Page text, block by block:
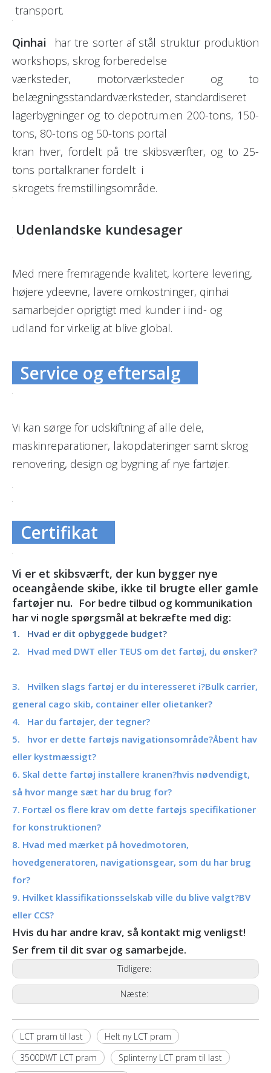
transport.
Qinhai har tre sorter af stål struktur produktion
workshops, skrog forberedelse
værksteder, motorværksteder og to
belægningsstandardværksteder, standardiseret
lagerbygninger og to depotrum.en 200-tons, 150-
tons, 80-tons og 50-tons portal
kran hver, fordelt på tre skibsværfter, og to 25-
tons portalkraner fordelt i
skrogets fremstillingsområde.
Udenlandske kundesager
Med mere fremragende kvalitet, kortere levering,
højere ydeevne, lavere omkostninger, qinhai
samarbejder oprigtigt med kunder i ind- og
udland for virkelig at blive global.
Service og eftersalg
Vi kan sørge for udskiftning af alle dele,
maskinreparationer, lakopdateringer samt skrog
renovering, design og bygning af nye fartøjer.
Certifikat
Vi er et skibsværft, der kun bygger nye
oceangående skibe, ikke til brugte eller gamle
fartøjer nu. For bedre tilbud og kommunikation
har vi nogle spørgsmål at bekræfte med dig:
1. Hvad er dit opbyggede budget?
2. Hvad med DWT eller TEUS om det fartøj, du ønsker?
3. Hvilken slags fartøj er du interesseret i?Bulk carrier,
general cago skib, container eller olietanker?
4. Har du fartøjer, der tegner?
5. hvor er dette fartøjs navigationsområde?Åbent hav
eller kystmæssigt?
6. Skal dette fartøj installere kranen?hvis nødvendigt,
så hvor mange sæt har du brug for?
7. Fortæl os flere krav om dette fartøjs specifikationer
for konstruktionen?
8. Hvad med mærket på hovedmotoren,
hovedgeneratoren, navigationsgear, som du har brug
for?
9. Hvilket klassifikationsselskab ville du blive valgt?BV
eller CCS?
Hvis du har andre krav, så kontakt mig venligst!
Ser frem til dit svar og samarbejde.
Tidligere:
Næste:
LCT pram til last
Helt ny LCT pram
3500DWT LCT pram
Splinterny LCT pram til last